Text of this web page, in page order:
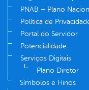
PNAB – Plano
Política de
Portal do Servidor
Potencialidade
Serviços Digitais
Plano Diretor
Símbolos e Hinos